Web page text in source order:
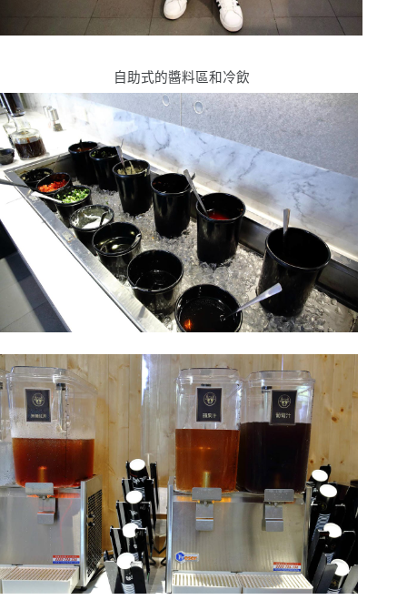
自助式的醬料區和冷飲